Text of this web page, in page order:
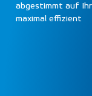
abgestimmt auf
maximal effizient